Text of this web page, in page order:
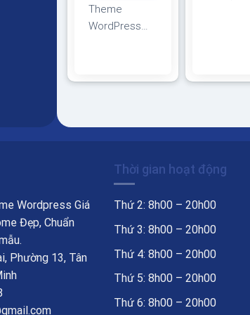
Theme
WordPress
mobile, tablet,
desktop…
Được code
trên nền tảng
WordPress dễ
dàng sử dụng
nhanh nhẹ tối
ưu với các
Theme
thất, phù
giới thiệu
ty thiết
diện đẹp,
đại
giới thiệu
ty thiết kế
Wordpress Giá
Đẹp, Chuẩn
Phường 13, Tân
Thời gian hoạt động
Thứ 2: 8h00 – 20h00
Thứ 3: 8h00 – 20h00
Thứ 4: 8h00 – 20h00
Thứ 5: 8h00 – 20h00
Thứ 6: 8h00 – 20h00